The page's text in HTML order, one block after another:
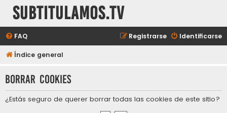
subtitulamos.tv
FAQ Identificarse
Registrarse
Índice general
Borrar cookies
¿Estás seguro de querer borrar todas las cookies de este sitio?